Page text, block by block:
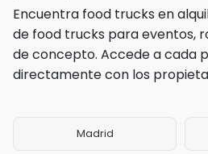
Encuentra food trucks en
de food trucks para eventos,
de concepto. Accede a cada
directamente con los
Madrid